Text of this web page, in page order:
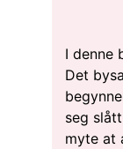
I denne
Det
seg
myte at